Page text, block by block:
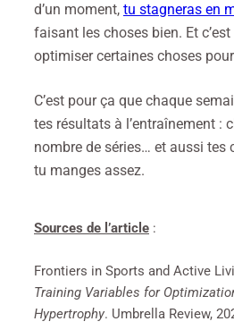
d’un moment, tu stagneras en
faisant les choses bien. Et
optimiser certaines choses
C’est pour ça que chaque
tes résultats à l’entraînement :
nombre de séries… et aussi tes
tu manges assez.
Sources de l’article :
Frontiers in Sports and Active
Training Variables for
Hypertrophy. Umbrella Review,